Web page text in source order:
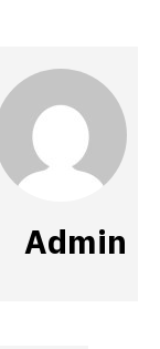
Admin